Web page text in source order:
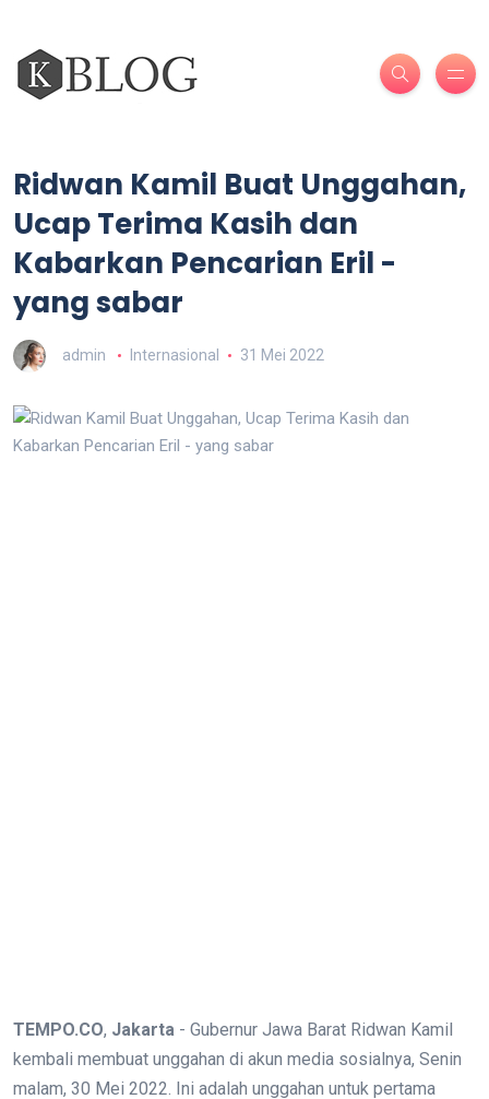
Ridwan Kamil Buat Unggahan,
Ucap Terima Kasih dan
Kabarkan Pencarian Eril -
yang sabar
admin Internasional 31 Mei 2022
TEMPO.CO, Jakarta - Gubernur Jawa Barat Ridwan Kamil
kembali membuat unggahan di akun media sosialnya, Senin
malam, 30 Mei 2022. Ini adalah unggahan untuk pertama